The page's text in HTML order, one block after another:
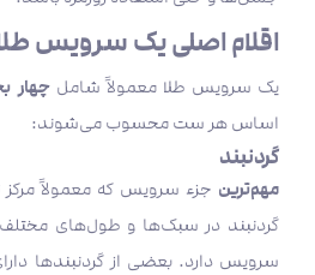
اقلام اصلی یک سرویس
یک سرویس طلا معمولاً شاملچهار
اساس هر ست محسوب می‌شوند:
گردنبند
مهم‌ترین جزء سرویس که معمولاً مرکز
گردنبند در سبک‌ها و طول‌های مختلف،
سرویس دارد. بعضی از گردنبندها